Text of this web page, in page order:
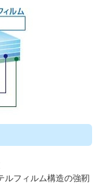
ルフィルム構造の強靭